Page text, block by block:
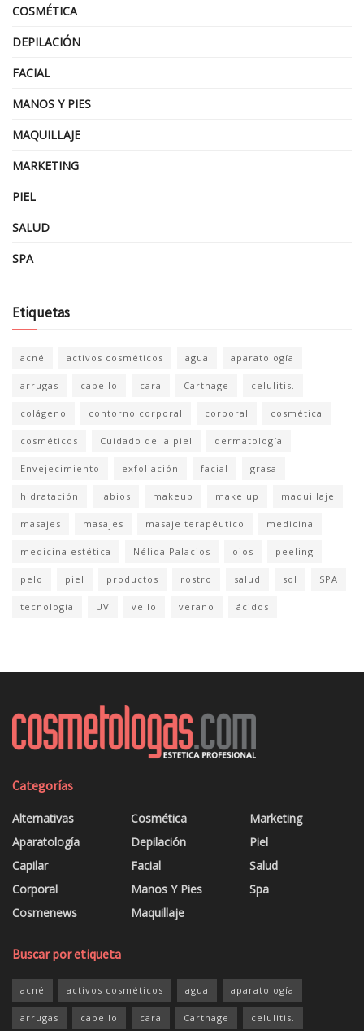
COSMÉTICA
DEPILACIÓN
FACIAL
MANOS Y PIES
MAQUILLAJE
MARKETING
PIEL
SALUD
SPA
Etiquetas
acné activos cosméticos agua aparatología
arrugas cabello cara Carthage celulitis.
colágeno contorno corporal corporal cosmética
cosméticos Cuidado de la piel dermatología
Envejecimiento exfoliación facial grasa
hidratación labios makeup make up maquillaje
masajes masajes masaje terapéutico medicina
medicina estética Nélida Palacios ojos peeling
pelo piel productos rostro salud sol SPA
tecnología UV vello verano ácidos
Categorías
Alternativas
Aparatología
Capilar
Corporal
Cosmenews
Cosmética
Depilación
Facial
Manos Y Pies
Maquillaje
Marketing
Piel
Salud
Spa
Buscar por etiqueta
acné activos cosméticos agua aparatología
arrugas cabello cara Carthage celulitis.